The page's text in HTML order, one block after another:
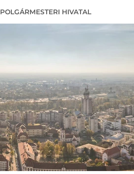
POLGÁRMESTERI HIVATAL